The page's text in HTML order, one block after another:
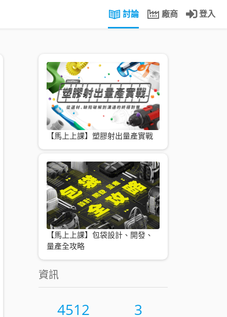
討論 廠商 登入
【馬上上課】塑膠射出量產實戰
【馬上上課】包袋設計、開發、
量產全攻略
資訊
4512 3